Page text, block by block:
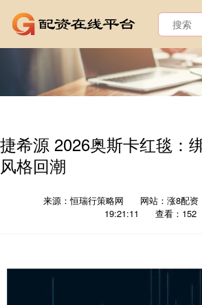
捷希源 2026奥斯卡红毯：
风格回潮
来源：恒瑞行策略网 网站：涨8配资
19:21:11
查看：152